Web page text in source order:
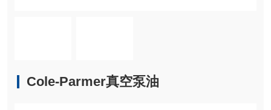
Cole-Parmer真空泵油